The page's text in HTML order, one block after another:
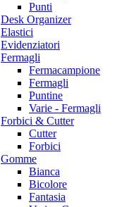
Punti
Desk Organizer
Elastici
Evidenziatori
Fermagli
Fermacampione
Fermagli
Puntine
Varie - Fermagli
Forbici & Cutter
Cutter
Forbici
Gomme
Bianca
Bicolore
Fantasia